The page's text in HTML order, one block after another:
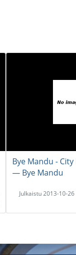
Bye Mandu - City
― Bye Mandu
Julkaistu 2013-10-